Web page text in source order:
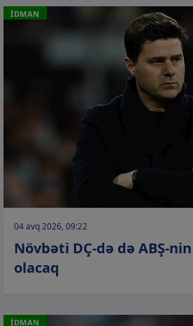
İDMAN
04 avq 2026, 09:22
Növbəti DÇ-də də ABŞ-
olacaq
İDMAN